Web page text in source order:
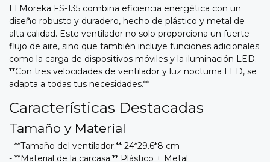
El Moreka FS-135 combina eficiencia energética con un
diseño robusto y duradero, hecho de plástico y metal de
alta calidad. Este ventilador no solo proporciona un fuerte
flujo de aire, sino que también incluye funciones adicionales
como la carga de dispositivos móviles y la iluminación LED.
**Con tres velocidades de ventilador y luz nocturna LED, se
adapta a todas tus necesidades.**
Características Destacadas
Tamaño y Material
- **Tamaño del ventilador:** 24*29.6*8 cm
- **Material de la carcasa:** Plástico + Metal